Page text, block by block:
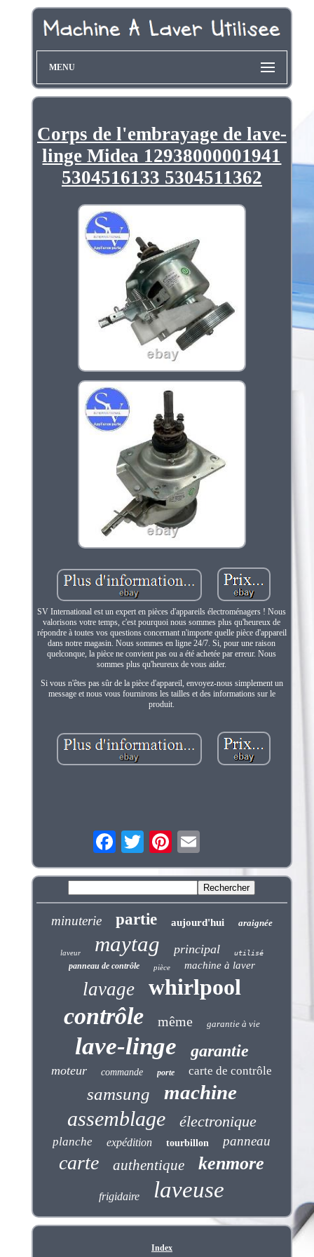
MENU
Corps de l'embrayage de lave-
linge Midea 12938000001941
5304516133 5304511362
SV International est un expert en pièces d'appareils électroménagers ! Nous
valorisons votre temps, c'est pourquoi nous sommes plus qu'heureux de
répondre à toutes vos questions concernant n'importe quelle pièce d'appareil
dans notre magasin. Nous sommes en ligne 24/7. Si, pour une raison
quelconque, la pièce ne convient pas ou a été achetée par erreur. Nous
sommes plus qu'heureux de vous aider.
Si vous n'êtes pas sûr de la pièce d'appareil, envoyez-nous simplement un
message et nous vous fournirons les tailles et des informations sur le
produit.
minuterie partie aujourd'hui araignée
laveur maytag principal utilisé
panneau de contrôle pièce machine à laver
lavage whirlpool
contrôle même garantie à vie
lave-linge garantie
moteur commande porte carte de contrôle
samsung machine
assemblage électronique
planche expédition tourbillon panneau
carte authentique kenmore
frigidaire laveuse
Index